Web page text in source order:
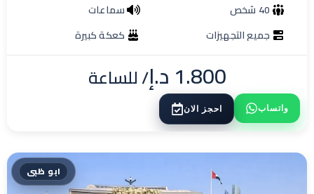
40 شخص
سماعات
جميع التجهيزات
كعكة كبيرة
1.800د.إ/ للساعة
واتساب احجز الان
ابو ظبى